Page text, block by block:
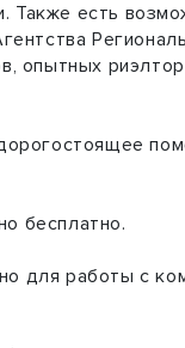
есть
опытных
бесплатно.
для работы с